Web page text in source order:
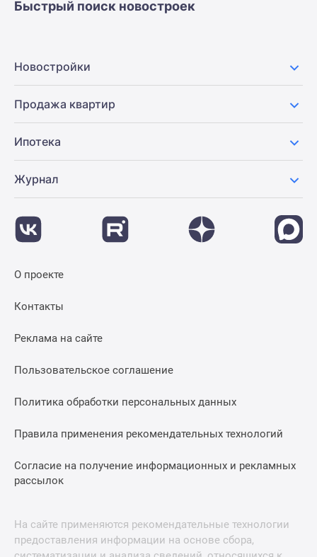
Быстрый поиск новостроек
Новостройки
Продажа квартир
Ипотека
Журнал
О проекте
Контакты
Реклама на сайте
Пользовательское соглашение
Политика обработки персональных данных
Правила применения рекомендательных технологий
Согласие на получение информационных и рекламных
рассылок
На сайте применяются рекомендательные технологии
предоставления информации на основе сбора,